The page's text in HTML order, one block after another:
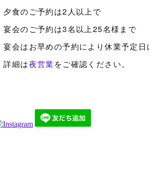
夕食のご予約は2人以上で
宴会のご予約は3名以上25名様まで
宴会はお早めの予約により休業予定日
詳細は夜営業 をご確認ください。